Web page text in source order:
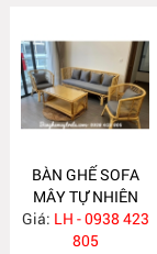
BÀN GHẾ SOFA
MÂY TỰ NHIÊN
MA681
Giá: LH - 0938 423
805